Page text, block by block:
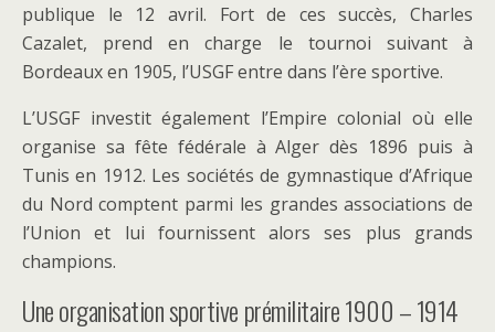
publique le 12 avril. Fort de ces succès, Charles
Cazalet, prend en charge le tournoi suivant à
Bordeaux en 1905, l’USGF entre dans l’ère sportive.
L’USGF investit également l’Empire colonial où elle
organise sa fête fédérale à Alger dès 1896 puis à
Tunis en 1912. Les sociétés de gymnastique d’Afrique
du Nord comptent parmi les grandes associations de
l’Union et lui fournissent alors ses plus grands
champions.
Une organisation sportive prémilitaire 1900 – 1914